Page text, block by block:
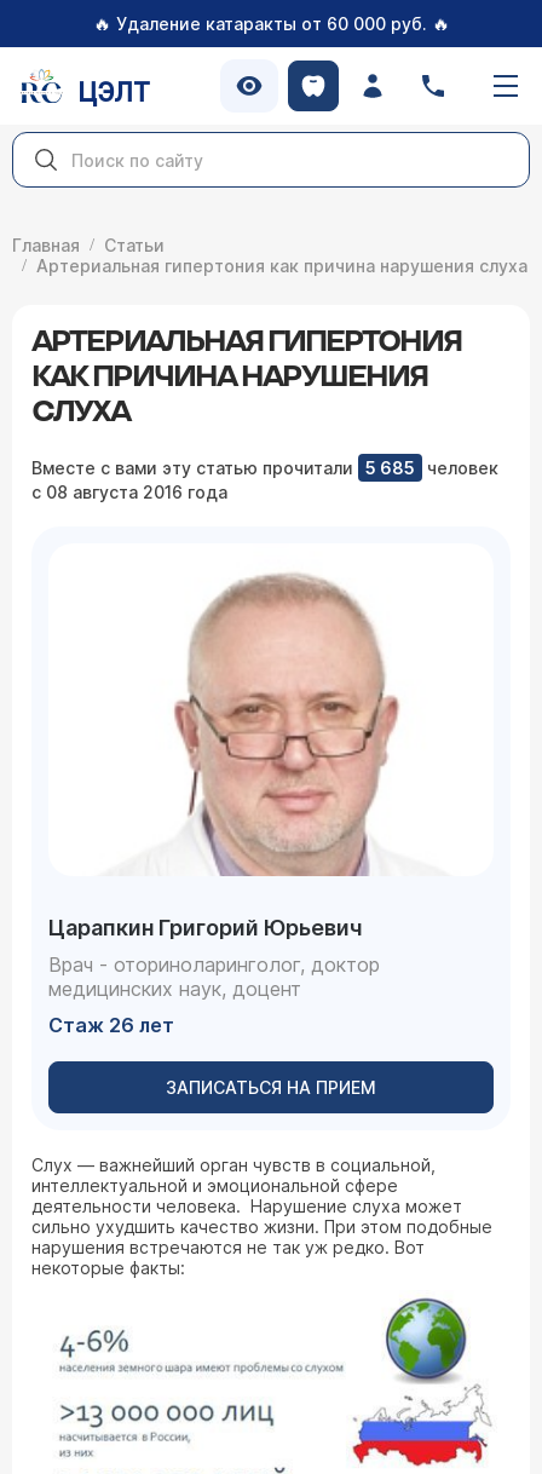
🔥 Удаление катаракты от 60 000 руб. 🔥
ЦЭЛТ
Главная
Статьи
Артериальная гипертония как причина нарушения слуха
АРТЕРИАЛЬНАЯ ГИПЕРТОНИЯ
КАК ПРИЧИНА НАРУШЕНИЯ
СЛУХА
Царапкин Григорий Юрьевич
Врач - оториноларинголог, доктор
медицинских наук, доцент
Стаж 26 лет
ЗАПИСАТЬСЯ НА ПРИЕМ
Вместе с вами эту статью прочитали 5 685
человек
с 08 августа 2016 года
Слух — важнейший орган чувств в социальной,
интеллектуальной и эмоциональной сфере
деятельности человека. Нарушение слуха может
сильно ухудшить качество жизни. При этом подобные
нарушения встречаются не так уж редко. Вот
некоторые факты: